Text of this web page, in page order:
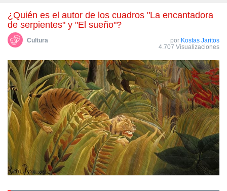
¿Quién es el autor de los cuadros "La encantadora
de serpientes" y "El sueño"?
Cultura por Kostas Jaritos
4.707 Visualizaciones